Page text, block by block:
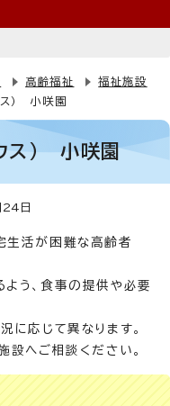
高齢福祉
福祉施設
） 小咲園
ス） 小咲園
24日
生活が困難な高齢者
う、食事の提供や必要
に応じて異なります。
設へご相談ください。